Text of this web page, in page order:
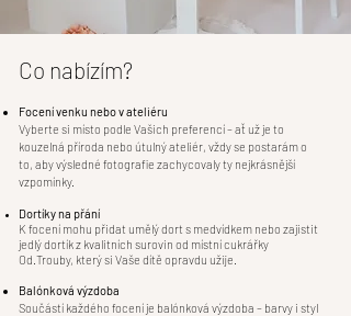
Co nabízím?
Focení venku nebo v ateliéru
Vyberte si místo podle Vašich preferencí – ať už je to
kouzelná příroda nebo útulný ateliér, vždy se postarám o
to, aby výsledné fotografie zachycovaly ty nejkrásnější
vzpomínky.
Dortíky na přání
K focení mohu přidat umělý dort s medvídkem nebo zajistit
jedlý dortík z kvalitních surovin od místní cukrářky
Od.Trouby, který si Vaše dítě opravdu užije.
Balónková výzdoba
Součástí každého focení je balónková výzdoba – barvy i styl